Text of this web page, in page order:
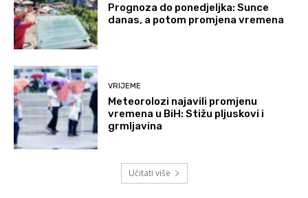
Prognoza do ponedjeljka: Sunce
danas, a potom promjena vremena
VRIJEME
Meteorolozi najavili promjenu
vremena u BiH: Stižu pljuskovi i
grmljavina
Učitati više